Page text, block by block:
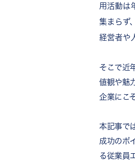
用活動は
集まらず
経営者や
そこで近
値観や魅
企業にこ
本記事で
成功のポ
る従業員